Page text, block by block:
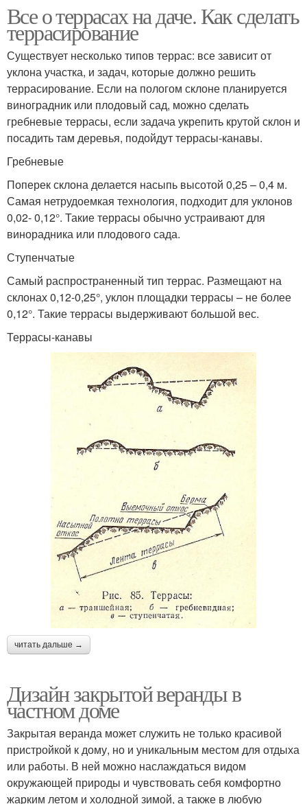
Все о террасах на даче. Как сделать
террасирование
Существует несколько типов террас: все зависит от
уклона участка, и задач, которые должно решить
террасирование. Если на пологом склоне планируется
виноградник или плодовый сад, можно сделать
гребневые террасы, если задача укрепить крутой склон и
посадить там деревья, подойдут террасы-канавы.
Гребневые
Поперек склона делается насыпь высотой 0,25 – 0,4 м.
Самая нетрудоемкая технология, подходит для уклонов
0,02- 0,12°. Такие террасы обычно устраивают для
винорадника или плодового сада.
Ступенчатые
Самый распространенный тип террас. Размещают на
склонах 0,12-0,25°, уклон площадки террасы – не более
0,12°. Такие террасы выдерживают большой вес.
Террасы-канавы
читать дальше →
Дизайн закрытой веранды в
частном доме
Закрытая веранда может служить не только красивой
пристройкой к дому, но и уникальным местом для отдыха
или работы. В ней можно наслаждаться видом
окружающей природы и чувствовать себя комфортно
жарким летом и холодной зимой, а также в любую